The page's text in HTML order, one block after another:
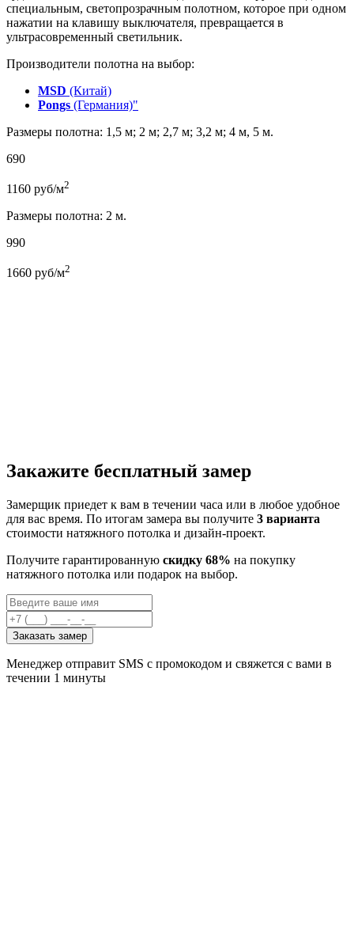
специальным, светопрозрачным полотном, которое при одном
нажатии на клавишу выключателя, превращается в
ультрасовременный светильник.
Производители полотна на выбор:
MSD (Китай)
Pongs (Германия)"
Размеры полотна: 1,5 м; 2 м; 2,7 м; 3,2 м; 4 м, 5 м.
690
1160 руб/м2
Размеры полотна: 2 м.
990
1660 руб/м2
Закажите бесплатный замер
Замерщик приедет к вам в течении часа или в любое удобное
для вас время. По итогам замера вы получите 3 варианта
стоимости натяжного потолка и дизайн-проект.
Получите гарантированную скидку 68% на покупку
натяжного потолка или подарок на выбор.
Заказать замер
Менеджер отправит SMS с промокодом и свяжется с вами в
течении 1 минуты